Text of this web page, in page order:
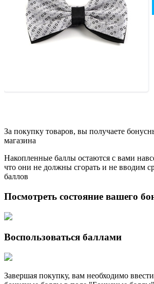
За покупку товаров, вы получаете
магазина
Накопленные баллы остаются с вами
что они не должны сгорать и не вводим
баллов
Посмотреть состояние вашего
Воспользоваться баллами
Завершая покупку, вам необходимо